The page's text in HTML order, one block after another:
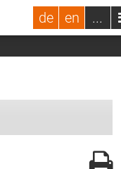
de en ...